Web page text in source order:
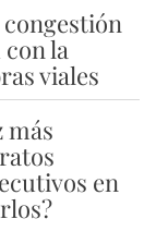
la
viales
más
en